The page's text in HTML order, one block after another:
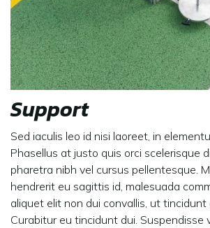
Support
Sed iaculis leo id nisi laoreet, in
Phasellus at justo quis orci scelerisque
pharetra nibh vel cursus pellentesque.
hendrerit eu sagittis id, malesuada
aliquet elit non dui convallis, ut tincidunt
Curabitur eu tincidunt dui. Suspendisse